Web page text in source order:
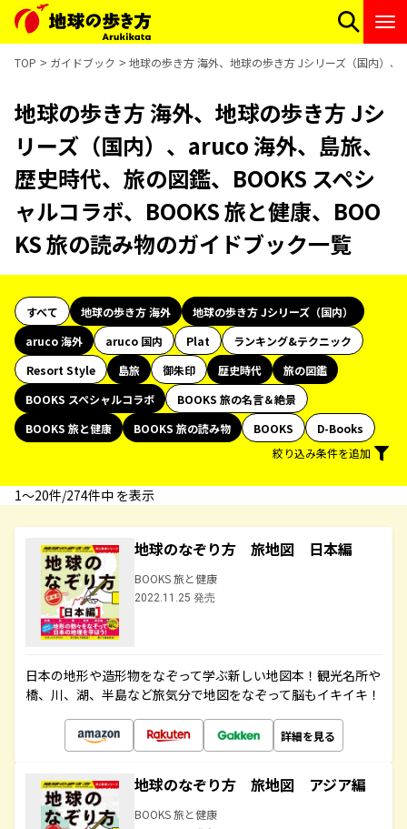
TOP ガイドブック 地球の歩き方 海外、地球の歩き方 Jシリーズ（国内）
地球の歩き方 海外、地球の歩き方 Jシ
リーズ（国内）、aruco 海外、島旅、
歴史時代、旅の図鑑、BOOKS スペシ
ャルコラボ、BOOKS 旅と健康、BOO
KS 旅の読み物のガイドブック一覧
すべて 地球の歩き方 海外
地球の歩き方 Jシリーズ（国内）
aruco 海外
aruco 国内 Plat
ランキング&テクニック
Resort Style
島旅 御朱印 歴史時代
旅の図鑑
BOOKS スペシャルコラボ
BOOKS 旅の名言＆絶景
BOOKS 旅と健康
BOOKS 旅の読み物 BOOKS
D-Books
絞り込み条件を追加
1〜20件/274件中 を表示
地球のなぞり方 旅地図 日本編
BOOKS 旅と健康
2022.11.25 発売
日本の地形や造形物をなぞって学ぶ新しい地図本！観光名所や
橋、川、湖、半島など旅気分で地図をなぞって脳もイキイキ！
詳細を見る
地球のなぞり方 旅地図 アジア編
BOOKS 旅と健康